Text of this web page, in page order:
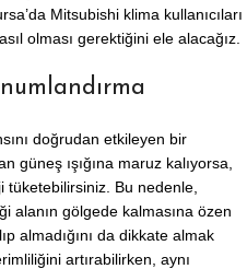
Mitsubishi klima kullanıcıları
olması gerektiğini ele alacağız.
doğrudan etkileyen bir
ışığına maruz kalıyorsa,
tüketebilirsiniz. Bu nedenle,
alanın gölgede kalmasına özen
almadığını da dikkate almak
artırabilirken, aynı